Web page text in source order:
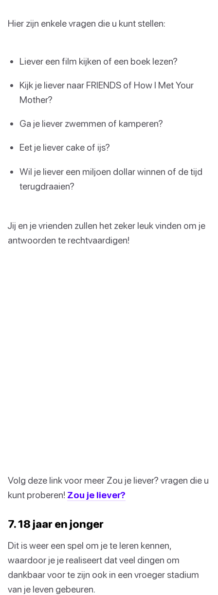
Hier zijn enkele vragen die u kunt stellen:
Liever een film kijken of een boek lezen?
Kijk je liever naar FRIENDS of How I Met Your
Mother?
Ga je liever zwemmen of kamperen?
Eet je liever cake of ijs?
Wil je liever een miljoen dollar winnen of de tijd
terugdraaien?
Jij en je vrienden zullen het zeker leuk vinden om je
antwoorden te rechtvaardigen!
Volg deze link voor meer Zou je liever? vragen die u
kunt proberen! Zou je liever?
7. 18 jaar en jonger
Dit is weer een spel om je te leren kennen,
waardoor je je realiseert dat veel dingen om
dankbaar voor te zijn ook in een vroeger stadium
van je leven gebeuren.